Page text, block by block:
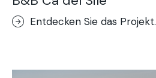
Entdecken Sie das Projekt.